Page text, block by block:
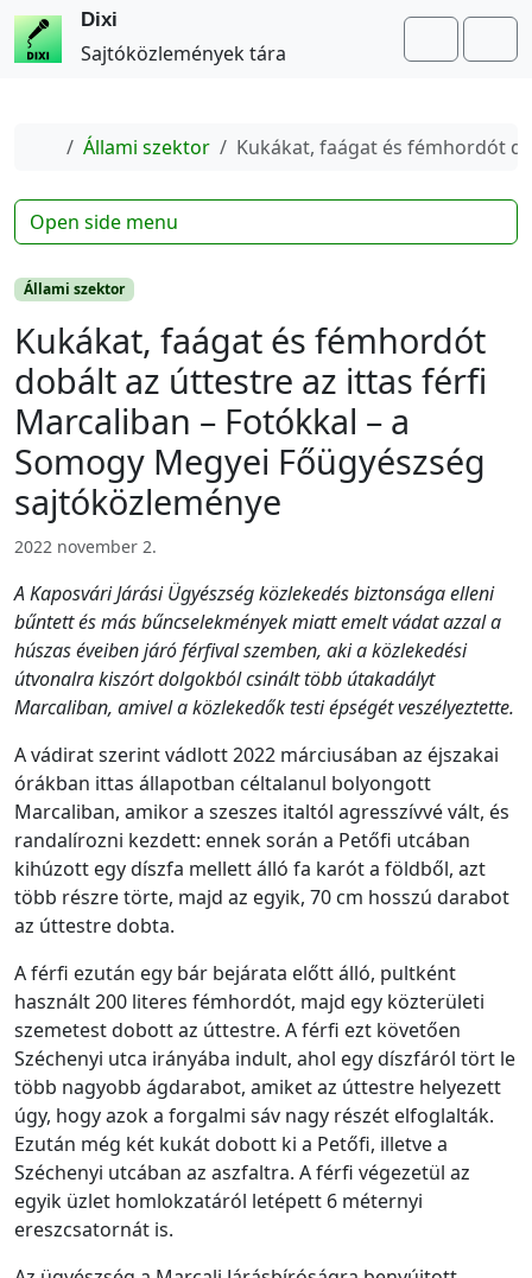
Dixi
Sajtóközlemények tára
Home
Állami szektor Kukákat, faágat és fémhordót
Állami szektor
Kukákat, faágat és fémhordót
dobált az úttestre az ittas férfi
Marcaliban – Fotókkal – a
Somogy Megyei Főügyészség
sajtóközleménye
2022 november 2.
A Kaposvári Járási Ügyészség közlekedés biztonsága elleni
bűntett és más bűncselekmények miatt emelt vádat azzal a
húszas éveiben járó férfival szemben, aki a közlekedési
útvonalra kiszórt dolgokból csinált több útakadályt
Marcaliban, amivel a közlekedők testi épségét veszélyeztette.
A vádirat szerint vádlott 2022 márciusában az éjszakai
órákban ittas állapotban céltalanul bolyongott
Marcaliban, amikor a szeszes italtól agresszívvé vált, és
randalírozni kezdett: ennek során a Petőfi utcában
kihúzott egy díszfa mellett álló fa karót a földből, azt
több részre törte, majd az egyik, 70 cm hosszú darabot
az úttestre dobta.
A férfi ezután egy bár bejárata előtt álló, pultként
használt 200 literes fémhordót, majd egy közterületi
szemetest dobott az úttestre. A férfi ezt követően
Széchenyi utca irányába indult, ahol egy díszfáról tört le
több nagyobb ágdarabot, amiket az úttestre helyezett
úgy, hogy azok a forgalmi sáv nagy részét elfoglalták.
Ezután még két kukát dobott ki a Petőfi, illetve a
Széchenyi utcában az aszfaltra. A férfi végezetül az
egyik üzlet homlokzatáról letépett 6 méternyi
ereszcsatornát is.
Open side menu